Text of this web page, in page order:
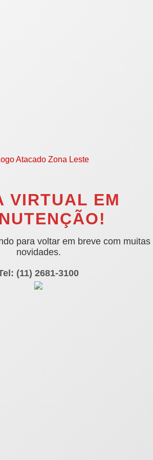
VIRTUAL EM
para voltar em breve com muitas
novidades.
(11) 2681-3100